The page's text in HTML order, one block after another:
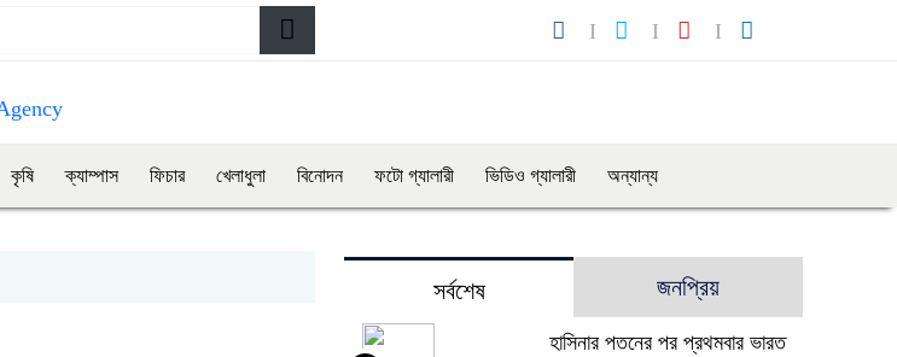
কৃষি ক্যাম্পাস ফিচার খেলাধুলা বিনোদন ফটো গ্যালারী ভিডিও গ্যালারী অন্যান্য
সর্বশেষ জনপ্রিয়
হাসিনার পতনের পর প্রথমবার ভারত